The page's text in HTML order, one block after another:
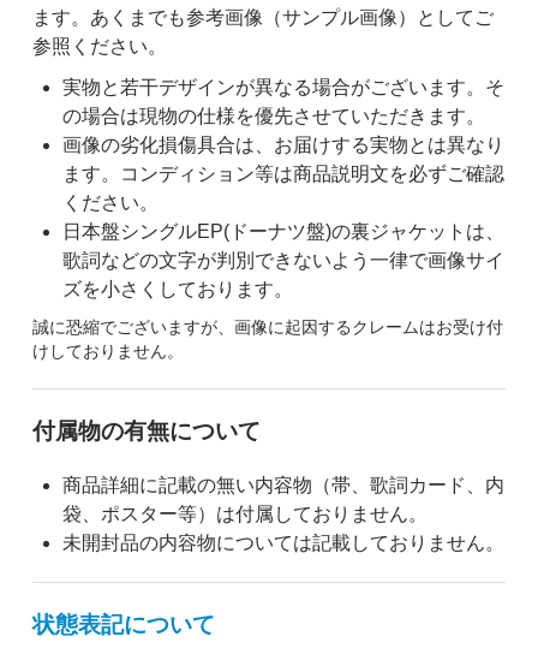
ます。あくまでも参考画像（サンプル画像）としてご
参照ください。
実物と若干デザインが異なる場合がございます。そ
の場合は現物の仕様を優先させていただきます。
画像の劣化損傷具合は、お届けする実物とは異なり
ます。コンディション等は商品説明文を必ずご確認
ください。
日本盤シングルEP(ドーナツ盤)の裏ジャケットは、
歌詞などの文字が判別できないよう一律で画像サイ
ズを小さくしております。
誠に恐縮でございますが、画像に起因するクレームはお受け付
けしておりません。
付属物の有無について
商品詳細に記載の無い内容物（帯、歌詞カード、内
袋、ポスター等）は付属しておりません。
未開封品の内容物については記載しておりません。
状態表記について